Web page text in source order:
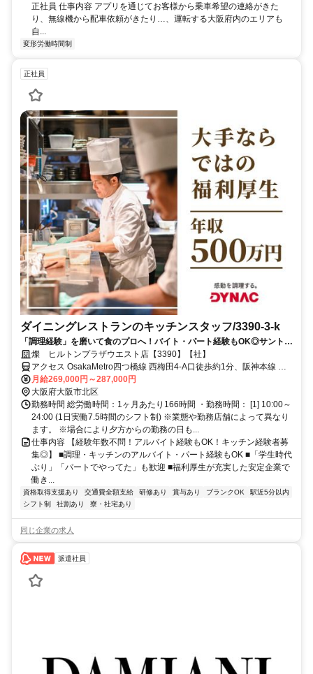
正社員 仕事内容 アプリを通じてお客様から乗車希望の連絡がきた
り、無線機から配車依頼がきたり…、運転する大阪府内のエリアも
自...
変形労働時間制
正社員
ダイニングレストランのキッチンスタッフ/3390-3-k
「調理経験」を磨いて食のプロへ！バイト・パート経験もOK◎サントリ
ーグループで店舗を支えるキッチンの核へ。
燦 ヒルトンプラザウエスト店【3390】【社】
アクセス OsakaMetro四つ橋線 西梅田4-A口徒歩約1分、阪神本線 大
阪梅田（阪神線）大阪駅方面出口徒歩約3分、ＪＲ東西線/ＪＲ片町線
〔学研都市線〕 北新地11-4口徒歩約3分
月給269,000円～287,000円
大阪府大阪市北区
勤務時間 総労働時間：1ヶ月あたり166時間 ・勤務時間： [1] 10:00～
24:00 (1日実働7.5時間のシフト制) ※業態や勤務店舗によって異なり
ます。 ※場合により夕方からの勤務の日も...
仕事内容 【経験年数不問！アルバイト経験もOK！キッチン経験者募
集◎】 ■調理・キッチンのアルバイト・パート経験もOK ■「学生時代
ぶり」「パートでやってた」も歓迎 ■福利厚生が充実した安定企業で
働き...
資格取得支援あり 交通費全額支給 研修あり 賞与あり ブランクOK
駅近5分以内
シフト制
社割あり 寮・社宅あり
同じ企業の求人
派遣社員